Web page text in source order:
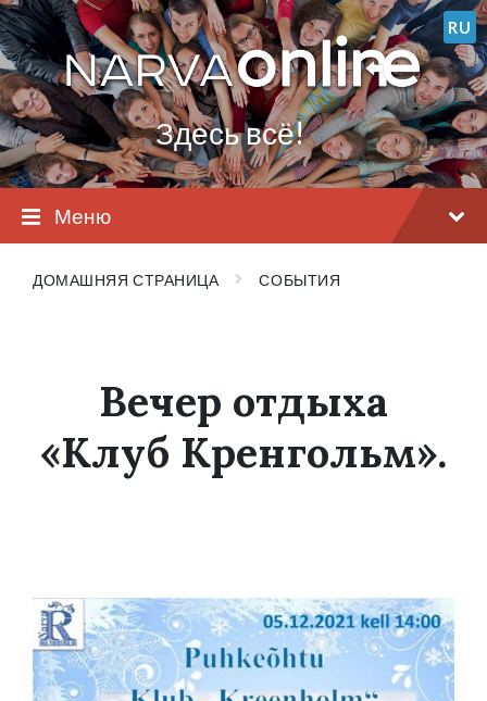
Перейти
к
содержанию
Перейти
к
главной
навигации
Перейти
в
подвал
(футер)
RU
Здесь всё!
Меню
ДОМАШНЯЯ СТРАНИЦА СОБЫТИЯ
Вечер отдыха
«Клуб Кренгольм».